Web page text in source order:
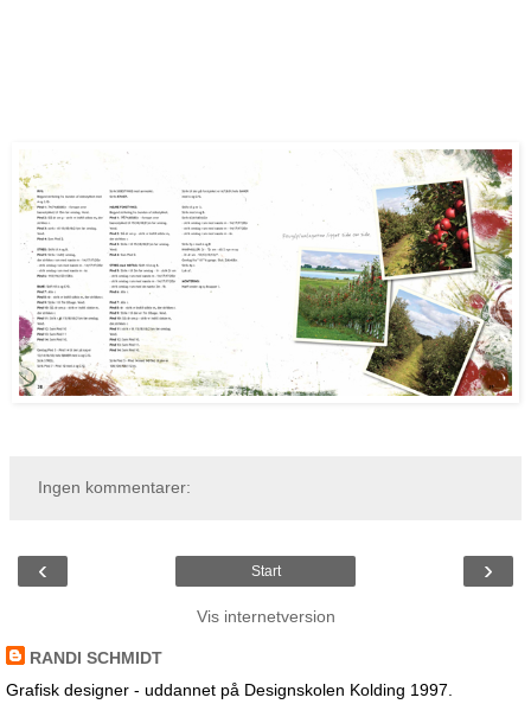
Ingen kommentarer:
‹ ›
Start
Vis internetversion
RANDI SCHMIDT
Grafisk designer - uddannet på Designskolen Kolding 1997.